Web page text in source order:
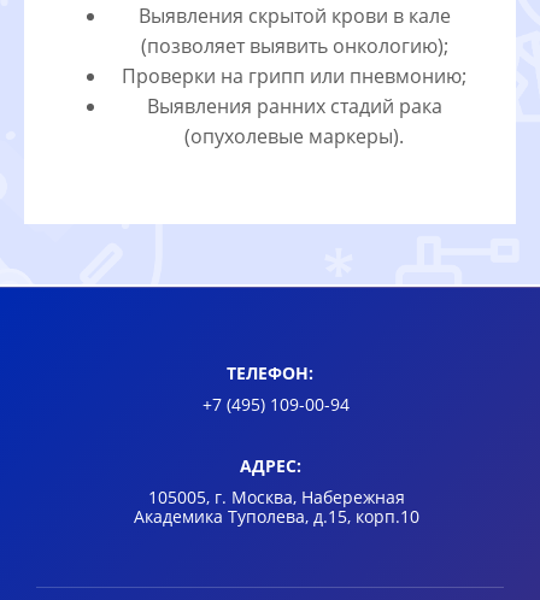
Выявления скрытой крови в кале
(позволяет выявить онкологию);
Проверки на грипп или пневмонию;
Выявления ранних стадий рака
(опухолевые маркеры).
ТЕЛЕФОН:
+7 (495) 109-00-94
АДРЕС:
105005, г. Москва, Набережная
Академика Туполева, д.15, корп.10